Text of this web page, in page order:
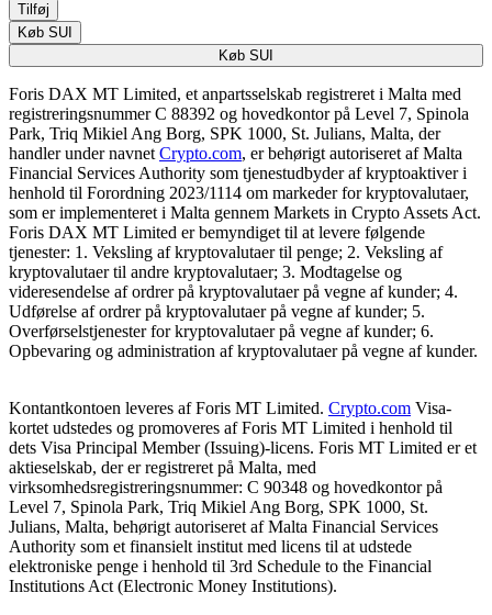
Tilføj
Køb SUI
Køb SUI
Foris DAX MT Limited, et anpartsselskab registreret i Malta med
registreringsnummer C 88392 og hovedkontor på Level 7, Spinola
Park, Triq Mikiel Ang Borg, SPK 1000, St. Julians, Malta, der
handler under navnet Crypto.com, er behørigt autoriseret af Malta
Financial Services Authority som tjenestudbyder af kryptoaktiver i
henhold til Forordning 2023/1114 om markeder for kryptovalutaer,
som er implementeret i Malta gennem Markets in Crypto Assets Act.
Foris DAX MT Limited er bemyndiget til at levere følgende
tjenester: 1. Veksling af kryptovalutaer til penge; 2. Veksling af
kryptovalutaer til andre kryptovalutaer; 3. Modtagelse og
videresendelse af ordrer på kryptovalutaer på vegne af kunder; 4.
Udførelse af ordrer på kryptovalutaer på vegne af kunder; 5.
Overførselstjenester for kryptovalutaer på vegne af kunder; 6.
Opbevaring og administration af kryptovalutaer på vegne af kunder.
Kontantkontoen leveres af Foris MT Limited. Crypto.com Visa-
kortet udstedes og promoveres af Foris MT Limited i henhold til
dets Visa Principal Member (Issuing)-licens. Foris MT Limited er et
aktieselskab, der er registreret på Malta, med
virksomhedsregistreringsnummer: C 90348 og hovedkontor på
Level 7, Spinola Park, Triq Mikiel Ang Borg, SPK 1000, St.
Julians, Malta, behørigt autoriseret af Malta Financial Services
Authority som et finansielt institut med licens til at udstede
elektroniske penge i henhold til 3rd Schedule to the Financial
Institutions Act (Electronic Money Institutions).